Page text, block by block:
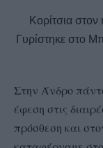
Κορίτσια
Γυρίστηκε στο
Στην Άνδρο
έφεση στις
πρόσθεση και